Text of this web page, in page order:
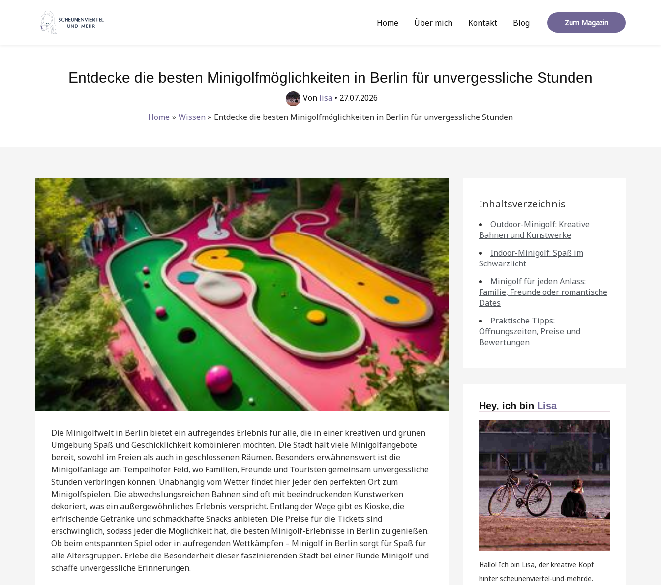
Home Über mich Kontakt Blog Zum Magazin
Entdecke die besten Minigolfmöglichkeiten in Berlin für unvergessliche Stunden
Von lisa • 27.07.2026
Home
Wissen Entdecke die besten Minigolfmöglichkeiten in Berlin für unvergessliche Stunden
Die Minigolfwelt in Berlin bietet ein aufregendes Erlebnis für alle, die in einer kreativen und grünen
Umgebung Spaß und Geschicklichkeit kombinieren möchten. Die Stadt hält viele Minigolfangebote
bereit, sowohl im Freien als auch in geschlossenen Räumen. Besonders erwähnenswert ist die
Minigolfanlage am Tempelhofer Feld, wo Familien, Freunde und Touristen gemeinsam unvergessliche
Stunden verbringen können. Unabhängig vom Wetter findet hier jeder den perfekten Ort zum
Minigolfspielen. Die abwechslungsreichen Bahnen sind oft mit beeindruckenden Kunstwerken
dekoriert, was ein außergewöhnliches Erlebnis verspricht. Entlang der Wege gibt es Kioske, die
erfrischende Getränke und schmackhafte Snacks anbieten. Die Preise für die Tickets sind
erschwinglich, sodass jeder die Möglichkeit hat, die besten Minigolf-Erlebnisse in Berlin zu genießen.
Ob beim entspannten Spiel oder in aufregenden Wettkämpfen – Minigolf in Berlin sorgt für Spaß für
alle Altersgruppen. Erlebe die Besonderheit dieser faszinierenden Stadt bei einer Runde Minigolf und
schaffe unvergessliche Erinnerungen.
Inhaltsverzeichnis
Outdoor-Minigolf: Kreative
Bahnen und Kunstwerke
Indoor-Minigolf: Spaß im
Schwarzlicht
Minigolf für jeden Anlass:
Familie, Freunde oder romantische
Dates
Praktische Tipps:
Öffnungszeiten, Preise und
Bewertungen
Hey, ich bin Lisa
Hallo! Ich bin Lisa, der kreative Kopf
hinter scheunenviertel-und-mehr.de.